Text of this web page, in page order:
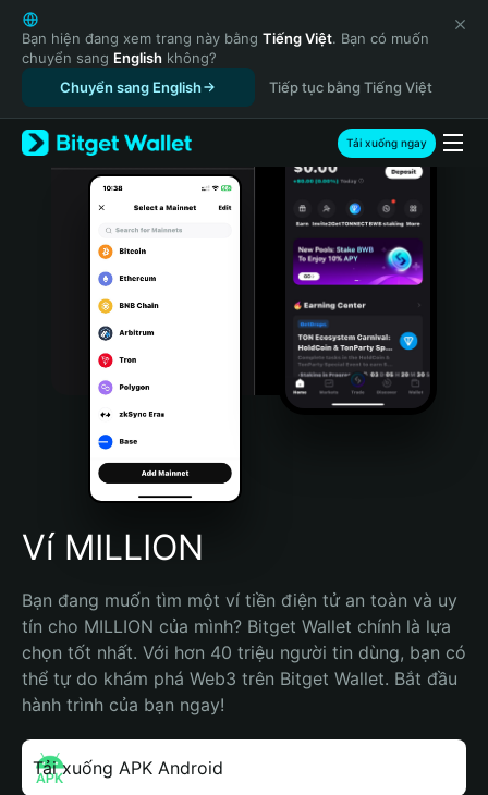
English
日本語
Tiếng Việt
Русский
Español (Latinoamérica)
Türkçe
Italiano
Português (Portugal)
Bahasa Indonesia
Português (Brasil)
Español (Argentina)
Bạn hiện đang xem trang này bằng Tiếng Việt. Bạn có muốn
chuyển sang English không?
Chuyển sang English
Tiếp tục bằng Tiếng Việt
Tải xuống ngay
Ví MILLION
Bạn đang muốn tìm một ví tiền điện tử an toàn và uy
tín cho MILLION của mình? Bitget Wallet chính là lựa
chọn tốt nhất. Với hơn 40 triệu người tin dùng, bạn có
thể tự do khám phá Web3 trên Bitget Wallet. Bắt đầu
hành trình của bạn ngay!
Tải xuống APK Android